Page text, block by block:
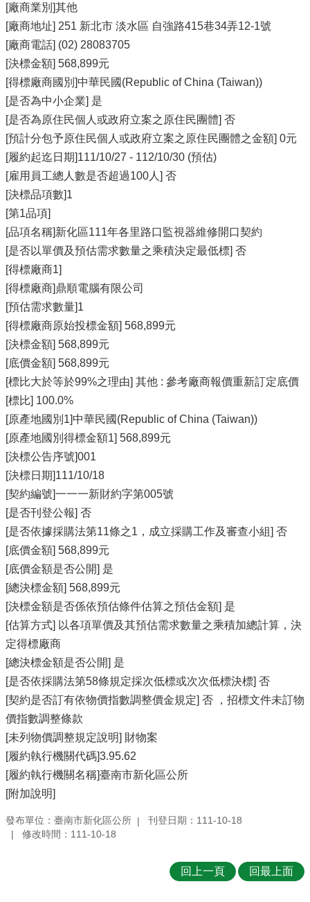
[廠商業別]其他
[廠商地址] 251 新北市 淡水區 自強路415巷34弄12-1號
[廠商電話] (02) 28083705
[決標金額] 568,899元
[得標廠商國別]中華民國(Republic of China (Taiwan))
[是否為中小企業] 是
[是否為原住民個人或政府立案之原住民團體] 否
[預計分包予原住民個人或政府立案之原住民團體之金額] 0元
[履約起迄日期]111/10/27 - 112/10/30 (預估)
[雇用員工總人數是否超過100人] 否
[決標品項數]1
[第1品項]
[品項名稱]新化區111年各里路口監視器維修開口契約
[是否以單價及預估需求數量之乘積決定最低標] 否
[得標廠商1]
[得標廠商]鼎順電腦有限公司
[預估需求數量]1
[得標廠商原始投標金額] 568,899元
[決標金額] 568,899元
[底價金額] 568,899元
[標比大於等於99%之理由] 其他 : 參考廠商報價重新訂定底價
[標比] 100.0%
[原產地國別1]中華民國(Republic of China (Taiwan))
[原產地國別得標金額1] 568,899元
[決標公告序號]001
[決標日期]111/10/18
[契約編號]一一一新財約字第005號
[是否刊登公報] 否
[是否依據採購法第11條之1，成立採購工作及審查小組] 否
[底價金額] 568,899元
[底價金額是否公開] 是
[總決標金額] 568,899元
[決標金額是否係依預估條件估算之預估金額] 是
[估算方式] 以各項單價及其預估需求數量之乘積加總計算，決
定得標廠商
[總決標金額是否公開] 是
[是否依採購法第58條規定採次低標或次次低標決標] 否
[契約是否訂有依物價指數調整價金規定] 否 ，招標文件未訂物
價指數調整條款
[未列物價調整規定說明] 財物案
[履約執行機關代碼]3.95.62
[履約執行機關名稱]臺南市新化區公所
[附加說明]
發布單位：臺南市新化區公所
刊登日期：111-10-18
修改時間：111-10-18
回上一頁 回最上面